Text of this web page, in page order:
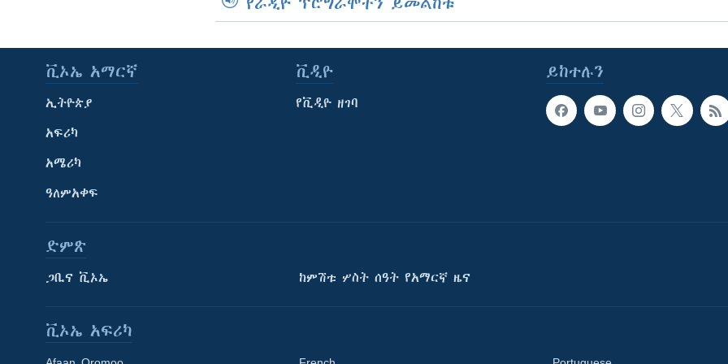
ይከተሉን
ቪኦኤ አማርኛ
ኢትዮጵያ
አፍሪካ
አሜሪካ
ዓለምአቀፍ
ቪዲዮ
የቪዲዮ ዘገባ
ድምጽ
ጋቢና ቪኦኤ ከምሽቱ ሦስት ሰዓት የአማርኛ ዜና
ቪኦኤ አፍሪካ